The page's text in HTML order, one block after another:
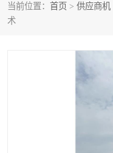
当前位置： 首页 > 供应商机
术